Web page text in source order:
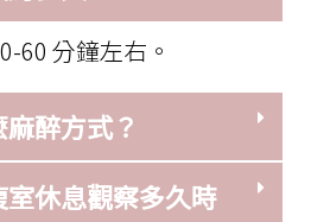
60 分鐘左右。
醉方式？
休息觀察多久時